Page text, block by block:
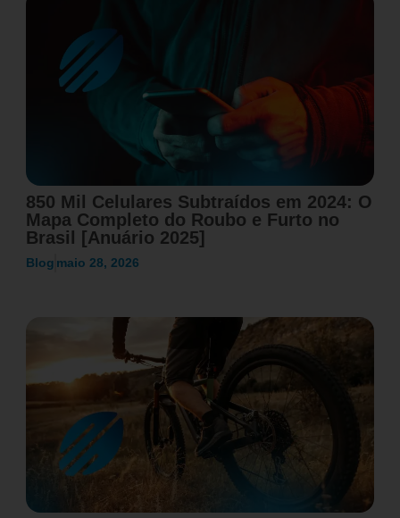
850 Mil Celulares Subtraídos em 2024: O
Mapa Completo do Roubo e Furto no
Brasil [Anuário 2025]
Blog maio 28, 2026